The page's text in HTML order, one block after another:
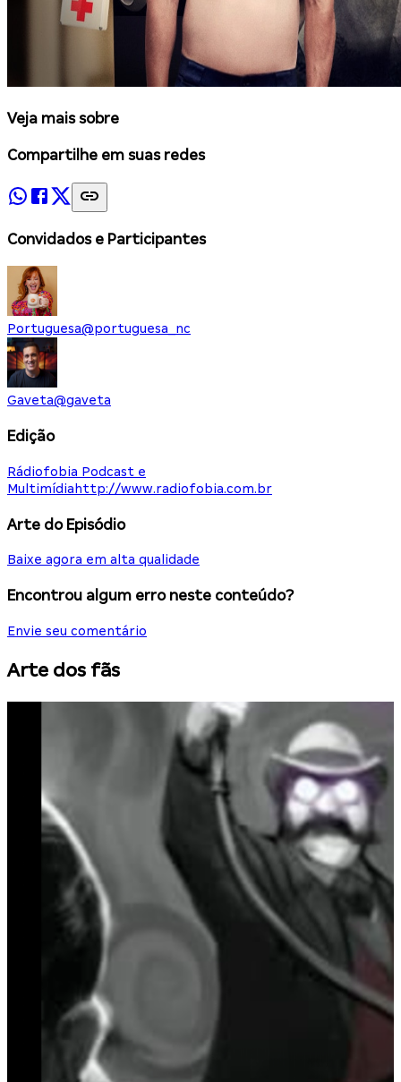
Veja mais sobre
Compartilhe em suas redes
Convidados e Participantes
Portuguesa@portuguesa_nc
Gaveta@gaveta
Edição
Rádiofobia Podcast e
Multimídia http://www.radiofobia.com.br
Arte do Episódio
Baixe agora em alta qualidade
Encontrou algum erro neste conteúdo?
Envie seu comentário
Arte dos fãs